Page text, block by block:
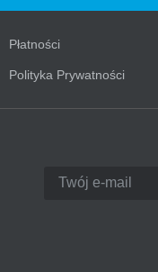
Płatności
Polityka Prywatności